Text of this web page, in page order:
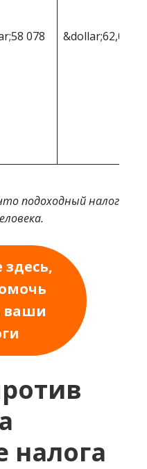
078 &dollar;62,085
подоходный налог
ваши
налога